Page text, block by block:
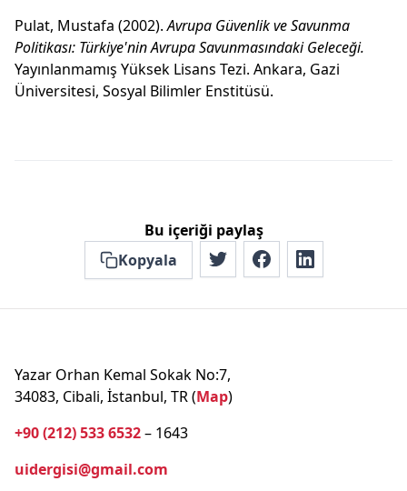
Pulat, Mustafa (2002).Avrupa Güvenlik ve Savunma
Politikası: Türkiye'nin Avrupa Savunmasındaki Geleceği.
Yayınlanmamış Yüksek Lisans Tezi. Ankara, Gazi
Üniversitesi, Sosyal Bilimler Enstitüsü.
Bu içeriği paylaş
Kopyala
Yazar Orhan Kemal Sokak No:7,
34083, Cibali, İstanbul, TR (Map)
+90 (212) 533 6532– 1643
uidergisi@gmail.com